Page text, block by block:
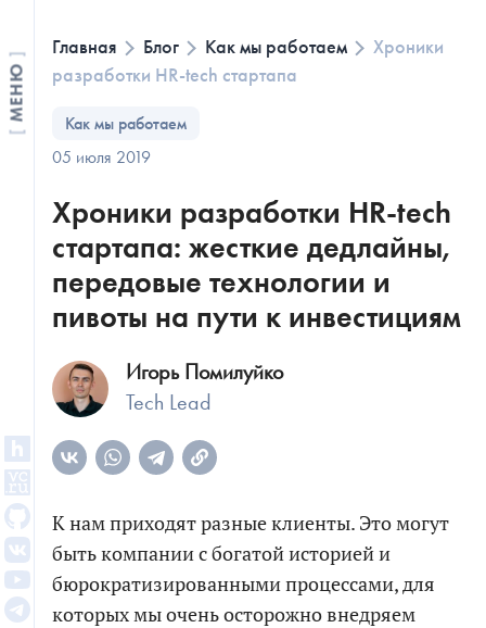
Главная Блог Как мы работаем
Хроники
разработки HR-tech стартапа
Как мы работаем
05 июля 2019
Хроники разработки HR-tech
стартапа: жесткие дедлайны,
передовые технологии и
пивоты на пути к инвестициям
Игорь Помилуйко
Tech Lead
К нам приходят разные клиенты. Это могут
быть компании с богатой историей и
бюрократизированными процессами, для
которых мы очень осторожно внедряем
МЕНЮ